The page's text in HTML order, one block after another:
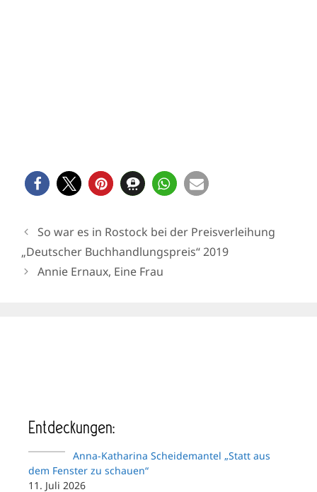
So war es in Rostock bei der Preisverleihung
„Deutscher Buchhandlungspreis“ 2019
Annie Ernaux, Eine Frau
Entdeckungen:
Anna-Katharina Scheidemantel „Statt aus
dem Fenster zu schauen“
11. Juli 2026